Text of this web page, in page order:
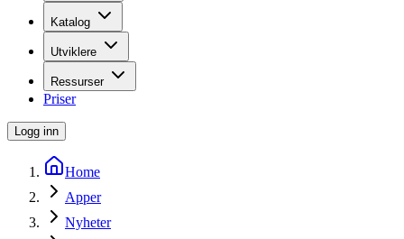
Katalog
Utviklere
Ressurser
Priser
Logg inn
Home
Apper
Nyheter